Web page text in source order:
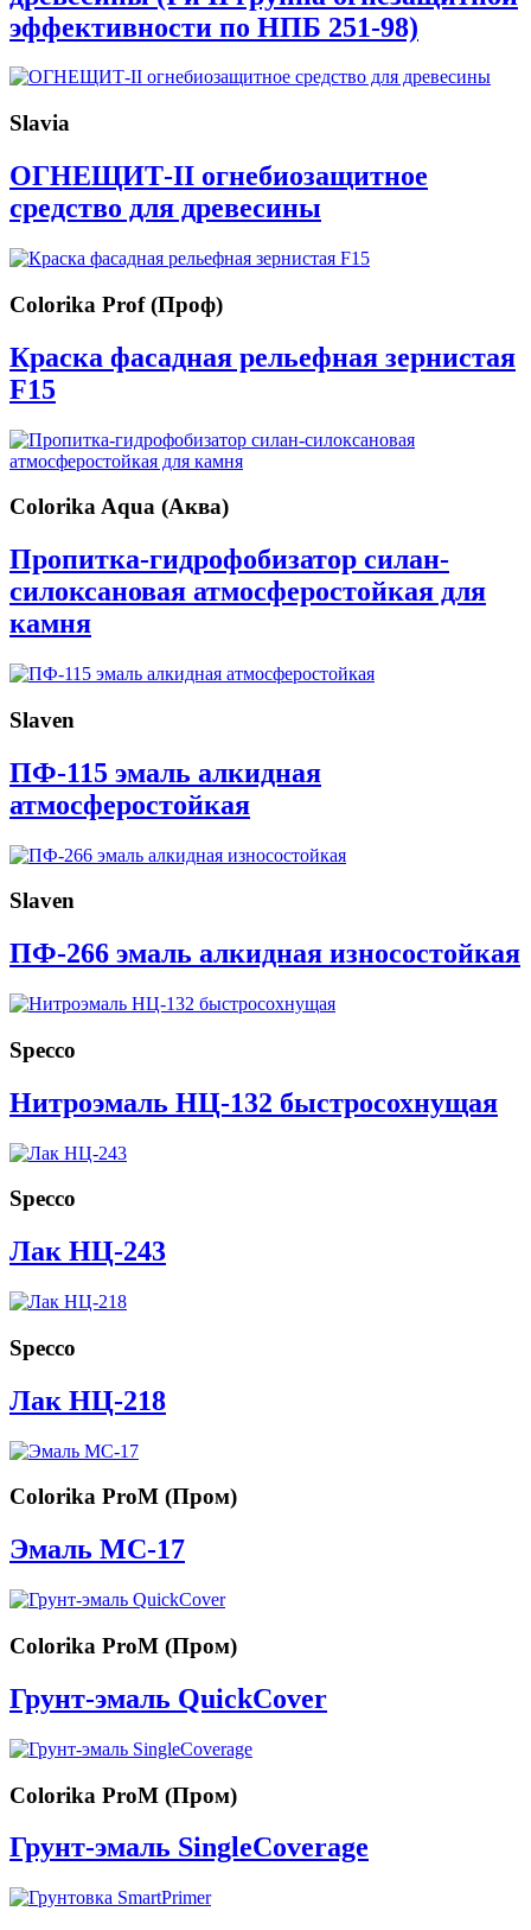
эффективности по НПБ 251-98)
Slavia
ОГНЕЩИТ-II огнебиозащитное
средство для древесины
Colorika Prof (Проф)
Краска фасадная рельефная зернистая
F15
Colorika Aqua (Аква)
Пропитка-гидрофобизатор силан-
силоксановая атмосферостойкая для
камня
Slaven
ПФ-115 эмаль алкидная
атмосферостойкая
Slaven
ПФ-266 эмаль алкидная износостойкая
Specco
Нитроэмаль НЦ-132 быстросохнущая
Specco
Лак НЦ-243
Specco
Лак НЦ-218
Colorika ProM (Пром)
Эмаль МС-17
Colorika ProM (Пром)
Грунт-эмаль QuickCover
Colorika ProM (Пром)
Грунт-эмаль SingleCoverage